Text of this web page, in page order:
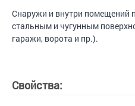
Снаружи и внутри помещений
стальным и чугунным
гаражи, ворота и пр.).
Свойства: